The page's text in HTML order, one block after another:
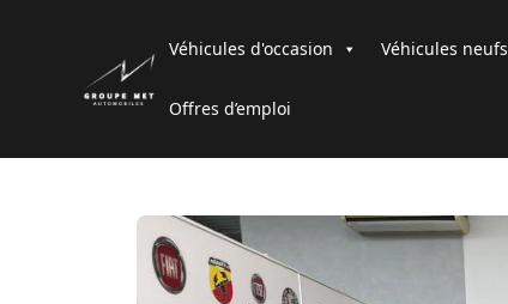
Véhicules d'occasion Véhicules neufs
Offres d’emploi